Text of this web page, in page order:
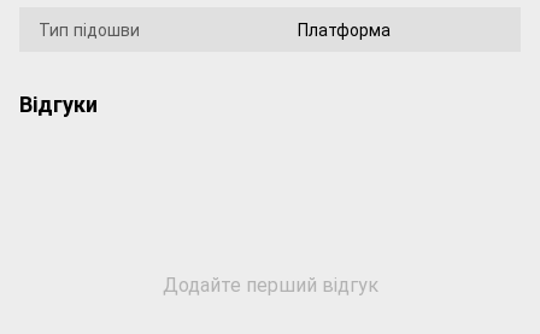
Тип підошви Платформа
Відгуки
Додайте перший відгук